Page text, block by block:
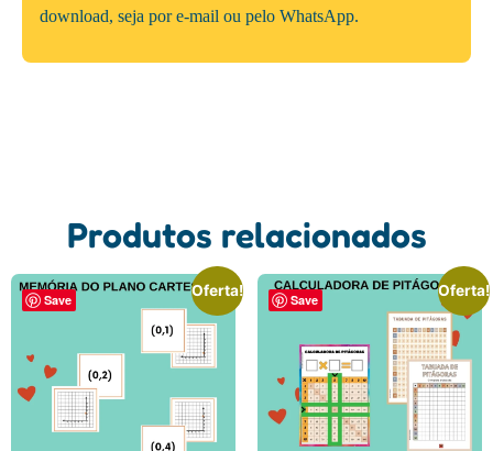
download, seja por e-mail ou pelo WhatsApp.
Produtos relacionados
Save
Oferta!
Save
Oferta!